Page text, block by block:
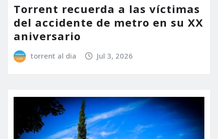
Torrent recuerda a las víctimas
del accidente de metro en su XX
aniversario
torrent al dia Jul 3, 2026